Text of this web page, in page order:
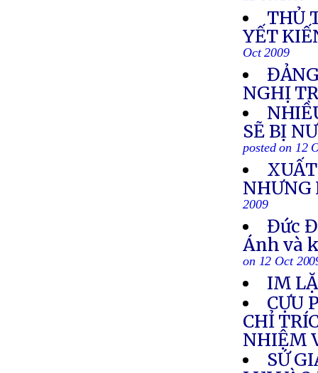
THỦ
YẾT
Oct 2009
NGHỊ
SẼ BỊ
posted on 12
NHƯNG
2009
Đức
Ánh và
on 12 Oct
IM
CỰU
CHỈ
NHIỆM
SỨ